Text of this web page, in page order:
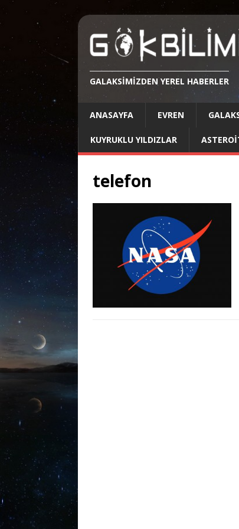
GALAKSIMIZDEN YEREL HABERLER
ANASAYFA EVREN
KUYRUKLU YILDIZLAR
telefon